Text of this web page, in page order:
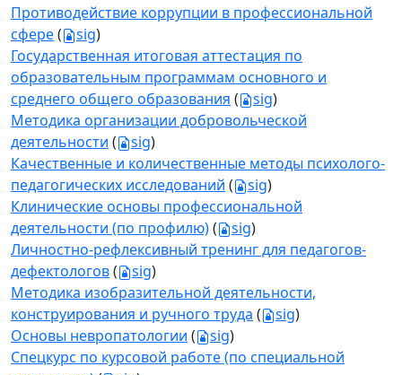
Противодействие коррупции в профессиональной
сфере( sig)
Государственная итоговая аттестация по
образовательным программам основного и
среднего общего образования ( sig)
Методика организации добровольческой
деятельности ( sig)
Качественные и количественные методы психолого-
педагогических исследований ( sig)
Клинические основы профессиональной
деятельности (по профилю)( sig)
Личностно-рефлексивный тренинг для педагогов-
дефектологов( sig)
Методика изобразительной деятельности,
конструирования и ручного труда ( sig)
Основы невропатологии ( sig)
Спецкурс по курсовой работе (по специальной